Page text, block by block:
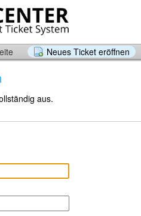
Neues Ticket eröffnen
aus.